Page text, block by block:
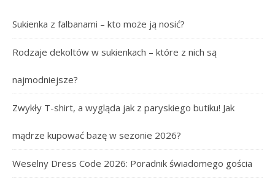
Sukienka z falbanami – kto może ją nosić?
Rodzaje dekoltów w sukienkach – które z nich są
najmodniejsze?
Zwykły T-shirt, a wygląda jak z paryskiego butiku! Jak
mądrze kupować bazę w sezonie 2026?
Weselny Dress Code 2026: Poradnik świadomego gościa